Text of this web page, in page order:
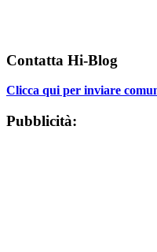
Contatta Hi-Blog
Clicca qui per inviare
Pubblicità: